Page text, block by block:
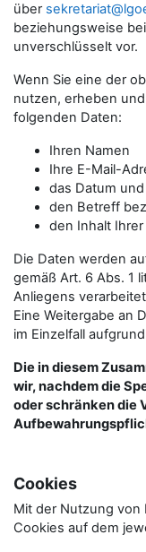
über
beziehungsweise
unverschlüsselt vor.
Wenn Sie eine der
nutzen, erheben
folgenden Daten:
Ihren Namen
Ihre E-Mail-
das Datum
den Betreff
den Inhalt
Die Daten werden
gemäß Art. 6 Abs. 1
Anliegens
Eine Weitergabe an
im Einzelfall
Die in diesem
wir, nachdem die
oder schränken die
Cookies
Mit der Nutzung
Cookies auf dem